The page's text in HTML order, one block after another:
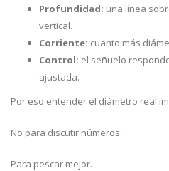
Profundidad: una línea
vertical.
Corriente: cuanto más
Control: el señuelo
ajustada.
Por eso entender el diámetro real
No para discutir números.
Para pescar mejor.